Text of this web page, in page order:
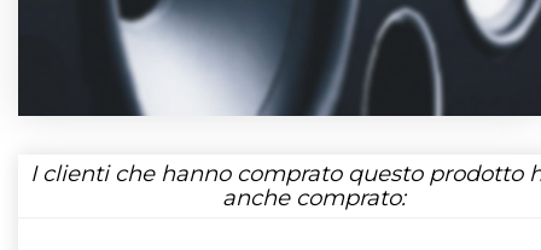
I clienti che hanno comprato questo prodotto
anche comprato: